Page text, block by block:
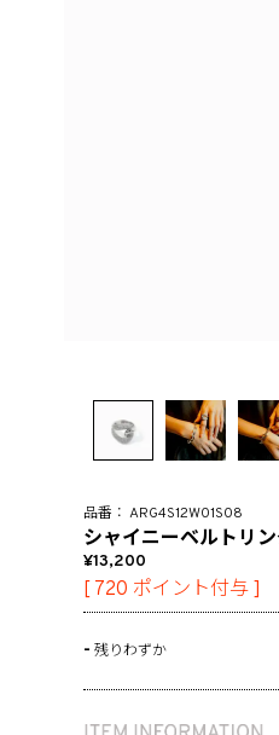
ARG4S12W01S08
シャイニーベルトリ
13,200
[ 720 ポイント付与 ]
- 残りわずか